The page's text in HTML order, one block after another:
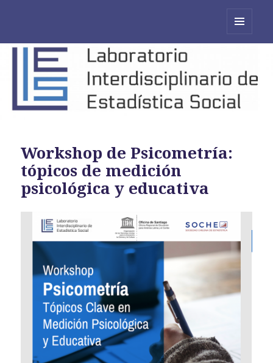
Workshop de Psicometría:
tópicos de medición
psicológica y educativa